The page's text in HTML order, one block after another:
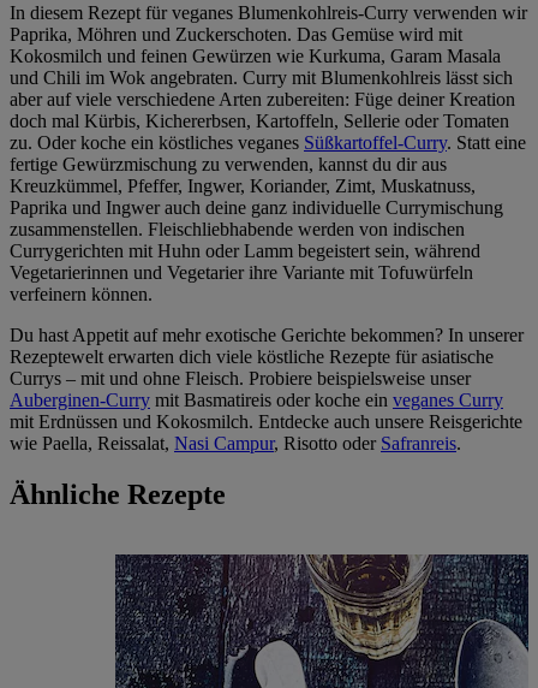
In diesem Rezept für veganes Blumenkohlreis-Curry verwenden wir
Paprika, Möhren und Zuckerschoten. Das Gemüse wird mit
Kokosmilch und feinen Gewürzen wie Kurkuma, Garam Masala
und Chili im Wok angebraten. Curry mit Blumenkohlreis lässt sich
aber auf viele verschiedene Arten zubereiten: Füge deiner Kreation
doch mal Kürbis, Kichererbsen, Kartoffeln, Sellerie oder Tomaten
zu. Oder koche ein köstliches veganes Süßkartoffel-Curry. Statt eine
fertige Gewürzmischung zu verwenden, kannst du dir aus
Kreuzkümmel, Pfeffer, Ingwer, Koriander, Zimt, Muskatnuss,
Paprika und Ingwer auch deine ganz individuelle Currymischung
zusammenstellen. Fleischliebhabende werden von indischen
Currygerichten mit Huhn oder Lamm begeistert sein, während
Vegetarierinnen und Vegetarier ihre Variante mit Tofuwürfeln
verfeinern können.
Du hast Appetit auf mehr exotische Gerichte bekommen? In unserer
Rezeptewelt erwarten dich viele köstliche Rezepte für asiatische
Currys – mit und ohne Fleisch. Probiere beispielsweise unser
Auberginen-Curry mit Basmatireis oder koche ein veganes Curry
mit Erdnüssen und Kokosmilch. Entdecke auch unsere Reisgerichte
wie Paella, Reissalat, Nasi Campur, Risotto oder Safranreis.
Ähnliche Rezepte